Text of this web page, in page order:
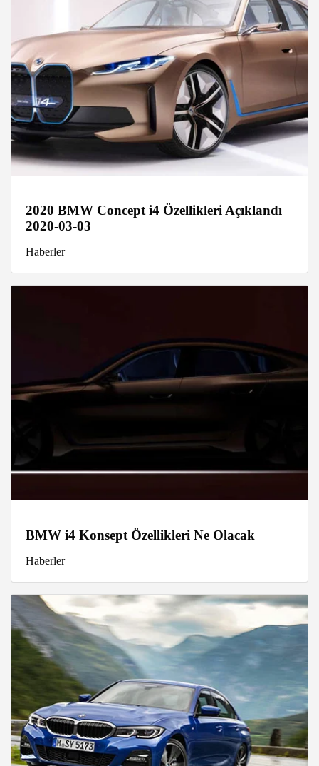
2020 BMW Concept i4 Özellikleri Açıklandı
2020-03-03
Haberler
BMW i4 Konsept Özellikleri Ne Olacak
Haberler